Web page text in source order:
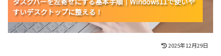
すいデスクトップに整える！
すいデスクトップに整える！
すいデスクトップに整える！
2025年12月29日